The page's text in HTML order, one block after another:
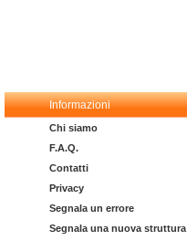
Informazioni
Chi siamo
F.A.Q.
Contatti
Privacy
Segnala un errore
Segnala una nuova struttura